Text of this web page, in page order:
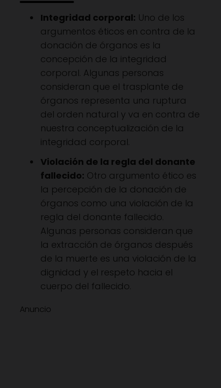
Integridad corporal: Uno de los
argumentos éticos en contra de la
donación de órganos es la
concepción de la integridad
corporal. Algunas personas
consideran que el trasplante de
órganos representa una ruptura
del orden natural y va en contra de
nuestra conceptualización de la
integridad corporal.
Violación de la regla del donante
fallecido: Otro argumento ético es
la percepción de la donación de
órganos como una violación de la
regla del donante fallecido.
Algunas personas consideran que
la extracción de órganos después
de la muerte es una violación de la
dignidad y el respeto hacia el
cuerpo del fallecido.
Anuncio